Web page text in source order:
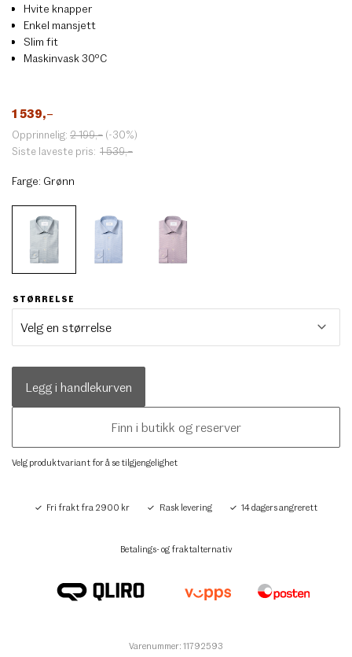
Hvite knapper
Enkel mansjett
Slim fit
Maskinvask 30ºC
1 539,–
Opprinnelig: 2 199,– (-30%)
Siste laveste pris: 1 539,–
Farge: Grønn
STØRRELSE
Legg i handlekurven
Finn i butikk og reserver
Velg produktvariant for å se tilgjengelighet
Fri frakt fra 2900 kr Rask levering 14 dagers angrerett
Betalings- og fraktalternativ
Varenummer: 11792593